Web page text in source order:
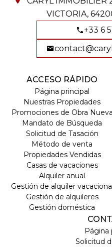
VICTORIA,
+33 6
ACCESO RÁPIDO
Página principal
Nuestras Propiedades
Promociones de Obra Nueva
Mandato de Búsqueda
Solicitud de Tasación
Método de venta
Propiedades Vendidas
Casas de vacaciones
Alquiler anual
Gestión de alquiler vacacional
Gestión de alquileres
Gestión doméstica
Página
Solicitud